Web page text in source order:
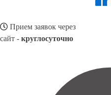
Прием заявок через
сайт - круглосуточно